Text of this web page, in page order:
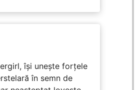
își unește forțele
în semn de